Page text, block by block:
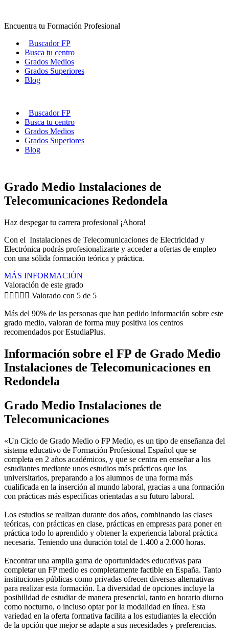
contenido
Encuentra tu Formación Profesional
Buscador FP
Busca tu centro
Grados Medios
Grados Superiores
Blog
Buscador FP
Busca tu centro
Grados Medios
Grados Superiores
Blog
Grado Medio Instalaciones de
Telecomunicaciones Redondela
Haz despegar tu carrera profesional ¡Ahora!
Con el Instalaciones de Telecomunicaciones de Electricidad y
Electrónica podrás profesionalizarte y acceder a ofertas de empleo
con una sólida formación teórica y práctica.
MÁS INFORMACIÓN
Valoración de este grado
     Valorado con 5 de 5
Más del 90% de las personas que han pedido información sobre este
grado medio, valoran de forma muy positiva los centros
recomendados por EstudiaPlus.
Información sobre el FP de Grado Medio
Instalaciones de Telecomunicaciones en
Redondela
Grado Medio Instalaciones de
Telecomunicaciones
«Un Ciclo de Grado Medio o FP Medio, es un tipo de enseñanza del
sistema educativo de Formación Profesional Español que se
completa en 2 años académicos, y que se centra en enseñar a los
estudiantes mediante unos estudios más prácticos que los
universitarios, preparando a los alumnos de una forma más
cualificada en la inserción al mundo laboral, gracias a una formación
con prácticas más específicas orientadas a su futuro laboral.
Los estudios se realizan durante dos años, combinando las clases
teóricas, con prácticas en clase, prácticas en empresas para poner en
práctica todo lo aprendido y obtener la experiencia laboral práctica
necesaria. Teniendo una duración total de 1.400 a 2.000 horas.
Encontrar una amplia gama de oportunidades educativas para
completar un FP medio es completamente factible en España. Tanto
instituciones públicas como privadas ofrecen diversas alternativas
para realizar esta formación. La diversidad de opciones incluye la
posibilidad de estudiar de manera presencial, tanto en horario diurno
como nocturno, o incluso optar por la modalidad en línea. Esta
variedad en la oferta formativa facilita a los estudiantes la elección
de la opción que mejor se adapte a sus necesidades y preferencias.